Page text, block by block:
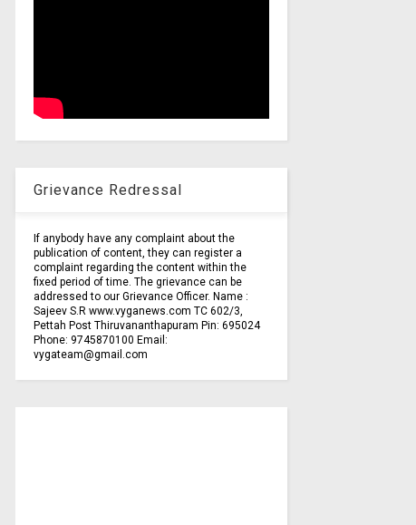
Grievance Redressal
If anybody have any complaint about the
publication of content, they can register a
complaint regarding the content within the
fixed period of time. The grievance can be
addressed to our Grievance Officer. Name :
Sajeev S.R www.vyganews.com TC 602/3,
Pettah Post Thiruvananthapuram Pin: 695024
Phone: 9745870100 Email:
vygateam@gmail.com